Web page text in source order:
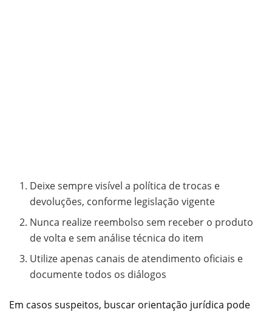
Deixe sempre visível a política de trocas e
devoluções, conforme legislação vigente
Nunca realize reembolso sem receber o produto
de volta e sem análise técnica do item
Utilize apenas canais de atendimento oficiais e
documente todos os diálogos
Em casos suspeitos, buscar orientação jurídica pode